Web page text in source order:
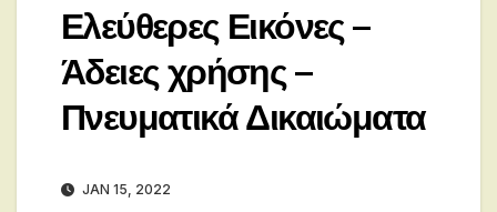
Ελεύθερες Εικόνες –
Άδειες χρήσης –
Πνευματικά Δικαιώματα
JAN 15, 2022